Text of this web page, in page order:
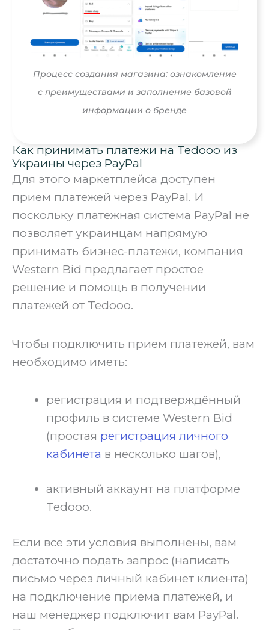
Процесс создания магазина: ознакомление
с преимуществами и заполнение базовой
информации о бренде
Как принимать платежи на Tedooo из
Украины через PayPal
Для этого маркетплейса доступен
прием платежей через PayPal. И
поскольку платежная система PayPal не
позволяет украинцам напрямую
принимать бизнес-платежи, компания
Western Bid предлагает простое
решение и помощь в получении
платежей от Tedooo.
Чтобы подключить прием платежей, вам
необходимо иметь:
регистрация и подтверждённый
профиль в системе Western Bid
(простая регистрация личного
кабинета в несколько шагов),
активный аккаунт на платформе
Tedooo.
Если все эти условия выполнены, вам
достаточно подать запрос (написать
письмо через личный кабинет клиента)
на подключение приема платежей, и
наш менеджер подключит вам PayPal.